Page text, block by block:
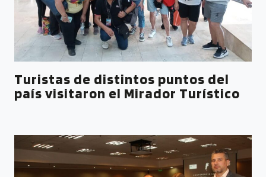
Turistas de distintos puntos del
país visitaron el Mirador Turístico